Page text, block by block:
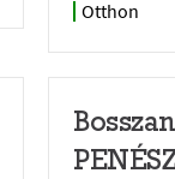
Otthon